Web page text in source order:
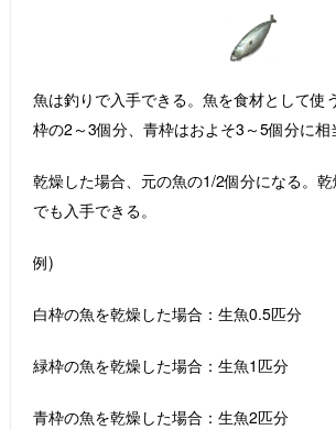
魚は釣りで入手できる。魚を食材として使
枠の2～3個分、青枠はおよそ3～5個分に相
乾燥した場合、元の魚の1/2個分になる。
でも入手できる。
例)
白枠の魚を乾燥した場合：生魚0.5匹分
緑枠の魚を乾燥した場合：生魚1匹分
青枠の魚を乾燥した場合：生魚2匹分